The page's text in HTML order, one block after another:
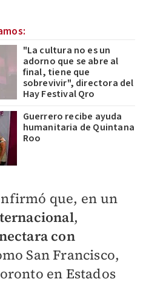
"La cultura no es un
adorno que se abre al
final, tiene que
sobrevivir", directora del
Hay Festival Qro
Guerrero recibe ayuda
humanitaria de Quintana
Roo
que, en un
,
con
San Francisco,
en Estados